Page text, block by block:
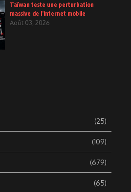
Taïwan teste une perturbation
massive de l’internet mobile
Août 03, 2026
(25)
(109)
(679)
(65)